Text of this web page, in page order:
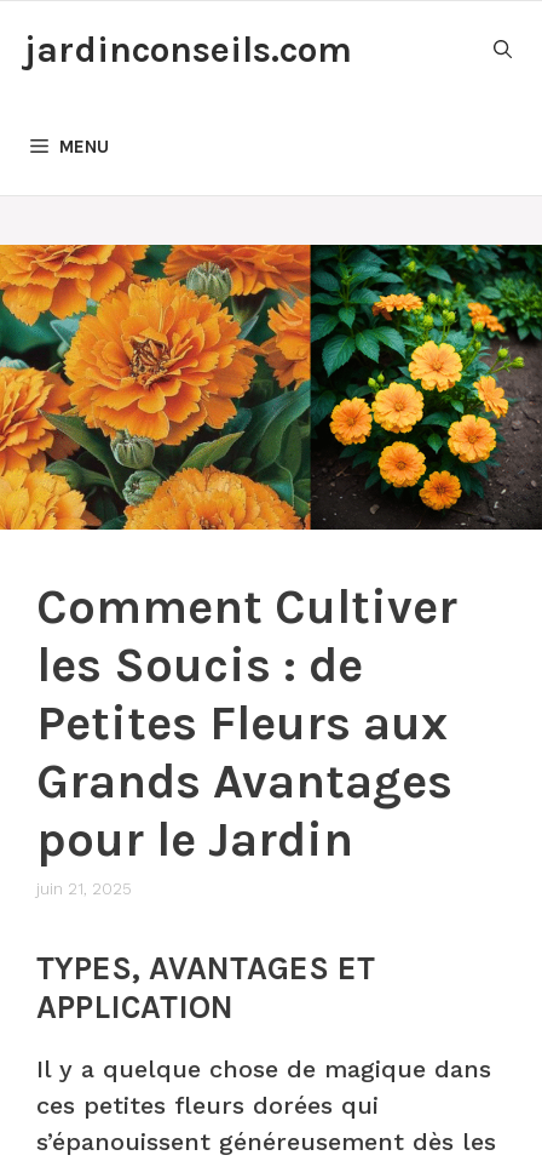
jardinconseils.com
MENU
Comment Cultiver
les Soucis : de
Petites Fleurs aux
Grands Avantages
pour le Jardin
juin 21, 2025
TYPES, AVANTAGES ET
APPLICATION
Il y a quelque chose de magique dans
ces petites fleurs dorées qui
s’épanouissent généreusement dès les